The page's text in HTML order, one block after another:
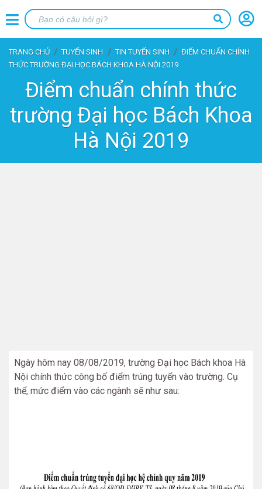
TRANG CHỦ TUYỂN SINH TIN TUYỂN SINH
ĐIỂM CHUẨN CHÍNH
THỨC TRƯỜNG ĐẠI HỌC BÁCH KHOA HÀ NỘI 2019
Điểm chuẩn chính thức
trường Đại học Bách Khoa
Hà Nội 2019
Ngày hôm nay 08/08/2019, trường Đại học Bách khoa Hà
Nội chính thức công bố điểm trúng tuyển vào trường. Cụ
thể, mức điểm vào các ngành sẽ như sau: